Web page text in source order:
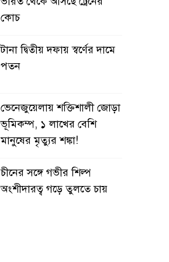
কোচ
টানা দ্বিতীয় দফায় স্বর্ণের দামে
পতন
ভেনেজুয়েলায় শক্তিশালী জোড়া
ভূমিকম্প, ১ লাখের বেশি
মানুষের মৃত্যুর শঙ্কা!
চীনের সঙ্গে গভীর শিল্প
অংশীদারত্ব গড়ে তুলতে চায়